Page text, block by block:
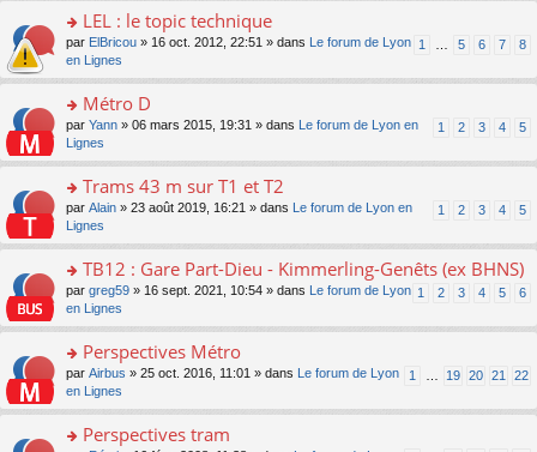
s
ré
c
e
n
le
s
ré
e
e
n
o
n
lu
pl
ré
c
nt
e
s
s
e
n
o
n
lu
pl
ré
c
e
nt
ult
er
le
m
e
s
s
e
n
o
n
lu
pl
ré
c
e
nt
o
n
s
er
le
m
e
s
s
a
n
o
n
lu
le
u
c
LEL : le topic technique
1 5 6 7 8
par ElBricou » 16 oct. 2012, 22:51 » dans
Le forum de Lyon
en Lignes
o
s
er
le
m
e
s
s
a
n
o
n
lu
le
Métro D
1 2 3 4 5
par Yann » 06 mars 2015, 19:31 » dans
Le forum de Lyon en
Lignes
o
s
er
le
m
e
s
s
a
n
Trams 43 m sur T1 et T2
1 2 3 4 5
par Alain » 23 août 2019, 16:21 » dans
Le forum de Lyon en
Lignes
o
n
s
er
le
m
e
s
TB12 : Gare Part-Dieu - Kimmerling-Genêts (ex BHNS)
1 2 3 4 5 6
par greg59 » 16 sept. 2021, 10:54 » dans
Le forum de Lyon
en Lignes
o
n
s
er
Perspectives Métro
1 19 20 21 22
par Airbus » 25 oct. 2016, 11:01 » dans
Le forum de Lyon
en Lignes
Perspectives tram